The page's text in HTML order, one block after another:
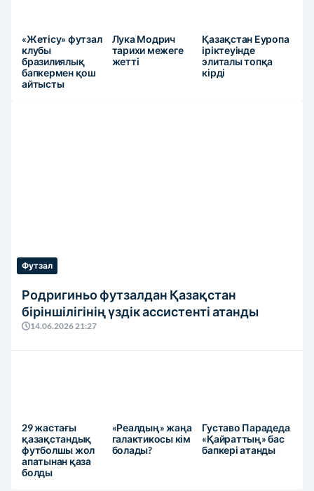
«Жетісу» футзал
клубы
бразилиялық
бапкермен қош
айтысты
Лука Модрич
тарихи межеге
жетті
Қазақстан Еуропа
іріктеуінде
элиталы топқа
кірді
Футзал
Родригиньо футзалдан Қазақстан
біріншілігінің үздік ассистенті атанды
14.06.2026 21:27
29 жастағы
қазақстандық
футболшы жол
апатынан қаза
болды
«Реалдың» жаңа
галактикосы кім
болады?
Густаво Парадеда
«Қайраттың» бас
бапкері атанды